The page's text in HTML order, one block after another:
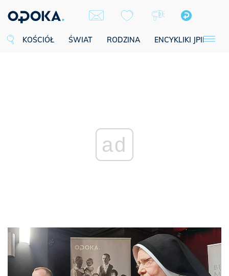
KOŚCIÓŁ ŚWIAT RODZINA ENCYKLIKI JPII
ad